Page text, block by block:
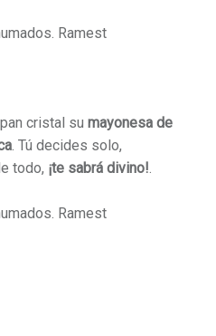
cristal su mayonesa de
. Tú decides solo,
todo, ¡te sabrá divino!